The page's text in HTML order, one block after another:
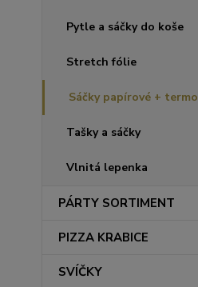
Pytle a sáčky do koše
Stretch fólie
Sáčky papírové + termo
Tašky a sáčky
Vlnitá lepenka
PÁRTY SORTIMENT
PIZZA KRABICE
SVÍČKY